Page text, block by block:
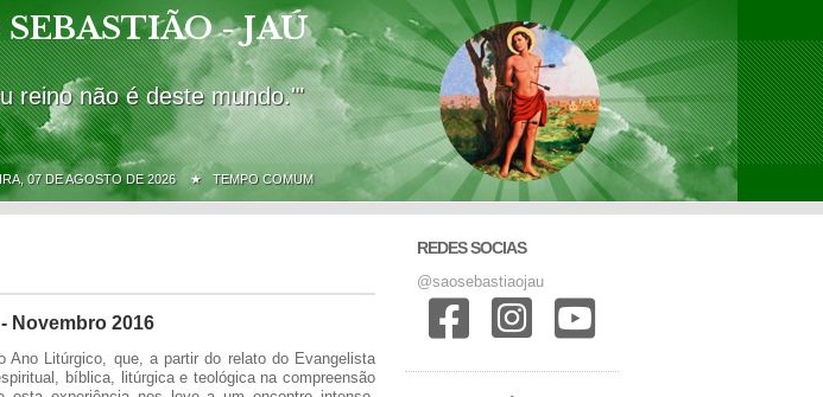
- JAÚ
reino não é deste mundo.'"
07 DE AGOSTO DE 2026 ★ TEMPO COMUM
Novembro 2016
Ano Litúrgico, que, a partir do relato do Evangelista
bíblica, litúrgica e teológica na compreensão
REDES SOCIAS
@saosebastiaojau